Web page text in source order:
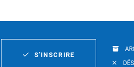
S’INSCRIRE